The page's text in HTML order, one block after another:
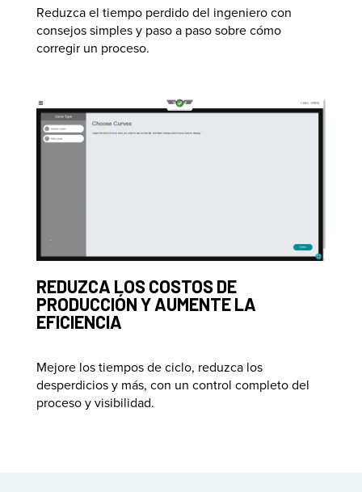
Reduzca el tiempo perdido del ingeniero con
consejos simples y paso a paso sobre cómo
corregir un proceso.
REDUZCA LOS COSTOS DE
PRODUCCIÓN Y AUMENTE LA
EFICIENCIA
Mejore los tiempos de ciclo, reduzca los
desperdicios y más, con un control completo del
proceso y visibilidad.